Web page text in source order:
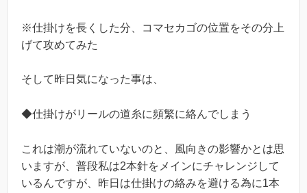
※仕掛けを長くした分、コマセカゴの位置をその分上
げて攻めてみた
そして昨日気になった事は、
◆仕掛けがリールの道糸に頻繁に絡んでしまう
これは潮が流れていないのと、風向きの影響かとは思
いますが、普段私は2本針をメインにチャレンジして
いるんですが、昨日は仕掛けの絡みを避ける為に1本